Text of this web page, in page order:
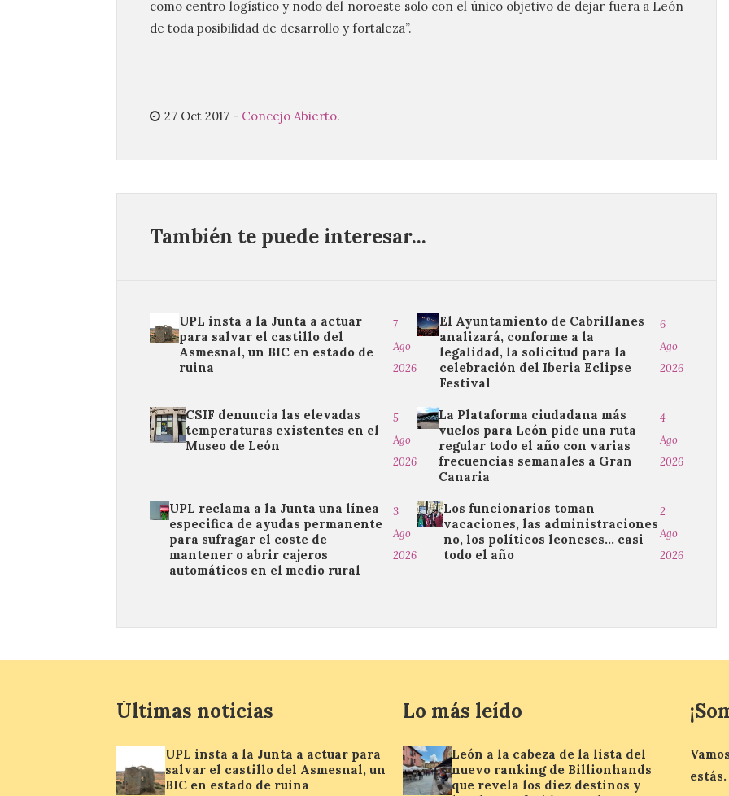
como centro logístico y nodo del noroeste solo con el único objetivo de dejar fuera a León
de toda posibilidad de desarrollo y fortaleza”.
27 Oct 2017 - Concejo Abierto.
También te puede interesar...
UPL insta a la Junta a actuar
para salvar el castillo del
Asmesnal, un BIC en estado de
ruina
7
Ago
2026
El Ayuntamiento de Cabrillanes
analizará, conforme a la
legalidad, la solicitud para la
celebración del Iberia Eclipse
Festival
6
Ago
2026
CSIF denuncia las elevadas
temperaturas existentes en el
Museo de León
5
Ago
2026
La Plataforma ciudadana más
vuelos para León pide una ruta
regular todo el año con varias
frecuencias semanales a Gran
Canaria
4
Ago
2026
UPL reclama a la Junta una línea
especifica de ayudas permanente
para sufragar el coste de
mantener o abrir cajeros
automáticos en el medio rural
3
Ago
2026
Los funcionarios toman
vacaciones, las administraciones
no, los políticos leoneses… casi
todo el año
2
Ago
2026
Últimas noticias
UPL insta a la Junta a actuar para
salvar el castillo del Asmesnal, un
BIC en estado de ruina
Lo más leído
León a la cabeza de la lista del
nuevo ranking de Billionhands
que revela los diez destinos y
estás.